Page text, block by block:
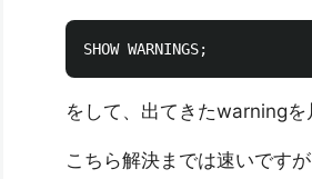
をして、出てきたwarningを
こちら解決までは速いです